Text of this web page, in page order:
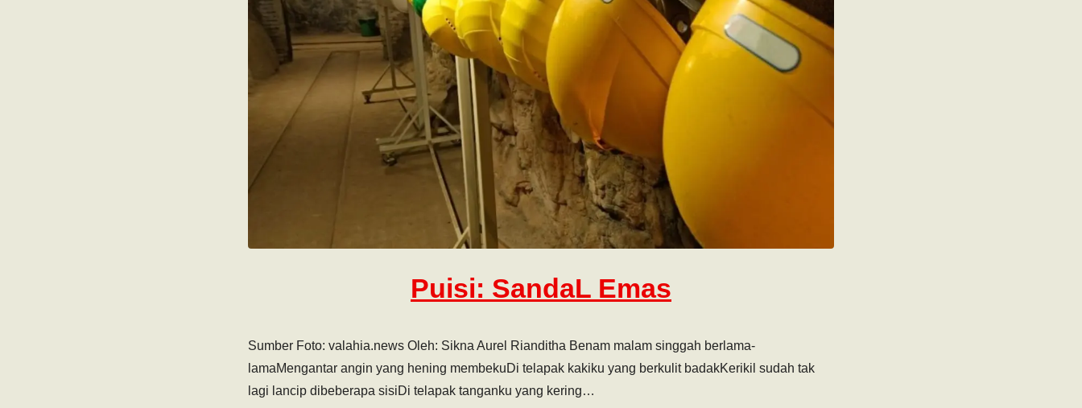
Puisi: SandaL Emas
Sumber Foto: valahia.news Oleh: Sikna Aurel Rianditha Benam malam singgah berlama-
lamaMengantar angin yang hening membekuDi telapak kakiku yang berkulit badakKerikil sudah tak
lagi lancip dibeberapa sisiDi telapak tanganku yang kering…